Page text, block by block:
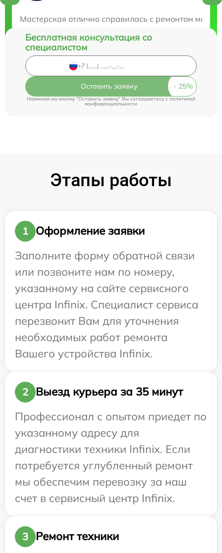
Мастерская отлично справилась с ремонтом
Бесплатная консультация со
специалистом
Оставить заявку
Нажимая на кнопку "Оставить заявку" Вы соглашаетесь cполитикой
конфиденциальности
Этапы работы
1
Оформление заявки
Заполните форму обратной связи
или позвоните нам по номеру,
указанному на сайте сервисного
центра Infinix. Специалист сервиса
перезвонит Вам для уточнения
необходимых работ ремонта
Вашего устройства Infinix.
2
Выезд курьера за 35 минут
Профессионал с опытом приедет по
указанному адресу для
диагностики техники Infinix. Если
потребуется углубленный ремонт
мы обеспечим перевозку за наш
счет в сервисный центр Infinix.
3 Ремонт техники